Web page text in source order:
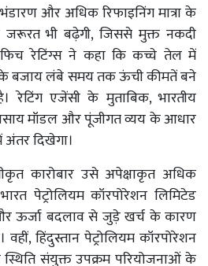
और अधिक रिफाइनिंग मात्रा के
जरूरत भी बढ़ेगी, जिससे मुक्त नकदी
फिच रेटिंग्स ने कहा कि कच्चे तेल में
बजाय लंबे समय तक ऊंची कीमतें बने
रेटिंग एजेंसी के मुताबिक, भारतीय
मॉडल और पूंजीगत व्यय के आधार
अंतर दिखेगा।
कारोबार उसे अपेक्षाकृत अधिक
पेट्रोलियम कॉरपोरेशन लिमिटेड
ऊर्जा बदलाव से जुड़े खर्च के कारण
हिंदुस्तान पेट्रोलियम कॉरपोरेशन
संयुक्त उपक्रम परियोजनाओं के